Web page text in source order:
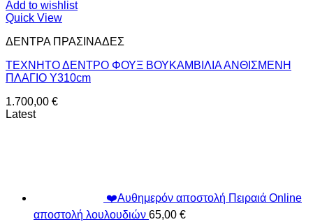
Add to wishlist
Quick View
ΔΕΝΤΡΑ ΠΡΑΣΙΝΑΔΕΣ
ΤΕΧΝΗΤΟ ΔΕΝΤΡΟ ΦΟΥΞ ΒΟΥΚΑΜΒΙΛΙΑ ΑΝΘΙΣΜΕΝΗ
ΠΛΑΓΙΟ Y310cm
1.700,00 €
Latest
❤️Αυθημερόν αποστολή Πειραιά Online
αποστολή λουλουδιών 65,00 €